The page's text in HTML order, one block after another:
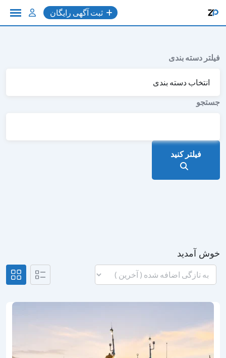
محتوا
ثبت آگهی رایگان
فیلتر دسته بندی
جستجو
فیلتر کنید
خوش آمدید